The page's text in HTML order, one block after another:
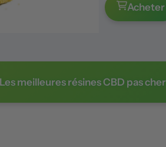
Acheter
Les meilleures résines CBD pas cher